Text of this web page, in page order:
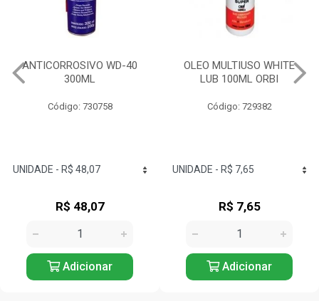
ANTICORROSIVO WD-40
300ML
Código: 730758
R$ 48,07
Adicionar
OLEO MULTIUSO WHITE
LUB 100ML ORBI
Código: 729382
R$ 7,65
Adicionar